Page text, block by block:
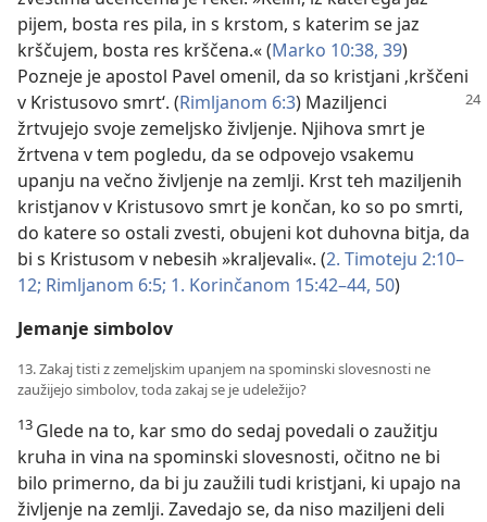
pijem, bosta res pila, in s krstom, s katerim se jaz
krščujem, bosta res krščena.« (Marko 10:38, 39)
Pozneje je apostol Pavel omenil, da so kristjani ‚krščeni
v Kristusovo smrt‘. (Rimljanom 6:3) Maziljenci
žrtvujejo svoje zemeljsko življenje. Njihova smrt je
žrtvena v tem pogledu, da se odpovejo vsakemu
upanju na večno življenje na zemlji. Krst teh maziljenih
kristjanov v Kristusovo smrt je končan, ko so po smrti,
do katere so ostali zvesti, obujeni kot duhovna bitja, da
bi s Kristusom v nebesih »kraljevali«. (2. Timoteju 2:10–
12; Rimljanom 6:5; 1. Korinčanom 15:42–44, 50)
Jemanje simbolov
13. Zakaj tisti z zemeljskim upanjem na spominski slovesnosti ne
zaužijejo simbolov, toda zakaj se je udeležijo?
13 Glede na to, kar smo do sedaj povedali o zaužitju
kruha in vina na spominski slovesnosti, očitno ne bi
bilo primerno, da bi ju zaužili tudi kristjani, ki upajo na
življenje na zemlji. Zavedajo se, da niso maziljeni deli